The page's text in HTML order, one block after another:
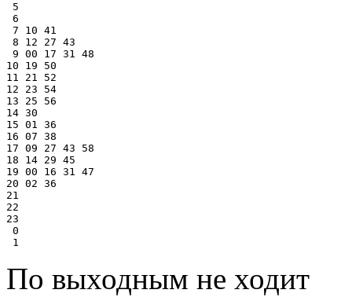
5
6
7 10 41
8 12 27 43
9 00 17 31 48
10 19 50
11 21 52
12 23 54
13 25 56
14 30
15 01 36
16 07 38
17 09 27 43 58
18 14 29 45
19 00 16 31 47
20 02 36
21
22
23
0
По выходным не ходит